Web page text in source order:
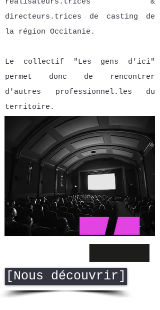
réalisateurs.trices &
directeurs.trices de casting de
la région Occitanie.
Le collectif "Les gens d'ici"
permet donc de rencontrer
d'autres professionnel.les du
territoire.
[Nous découvrir]